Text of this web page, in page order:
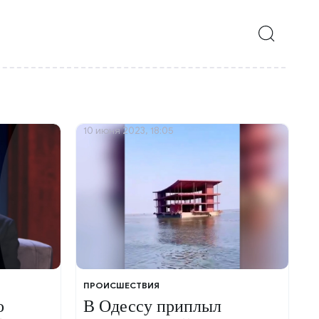
ПРОИСШЕСТВИЯ
В Одессу приплыл
10 июня 2023, 18:05